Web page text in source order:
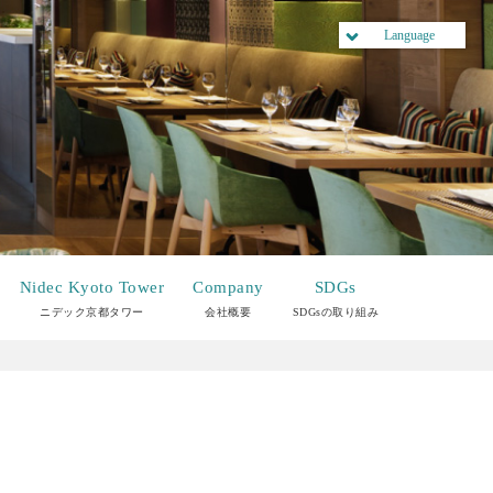
Language
Nidec Kyoto Tower
ニデック京都タワー
Company
会社概要
SDGs
SDGsの取り組み